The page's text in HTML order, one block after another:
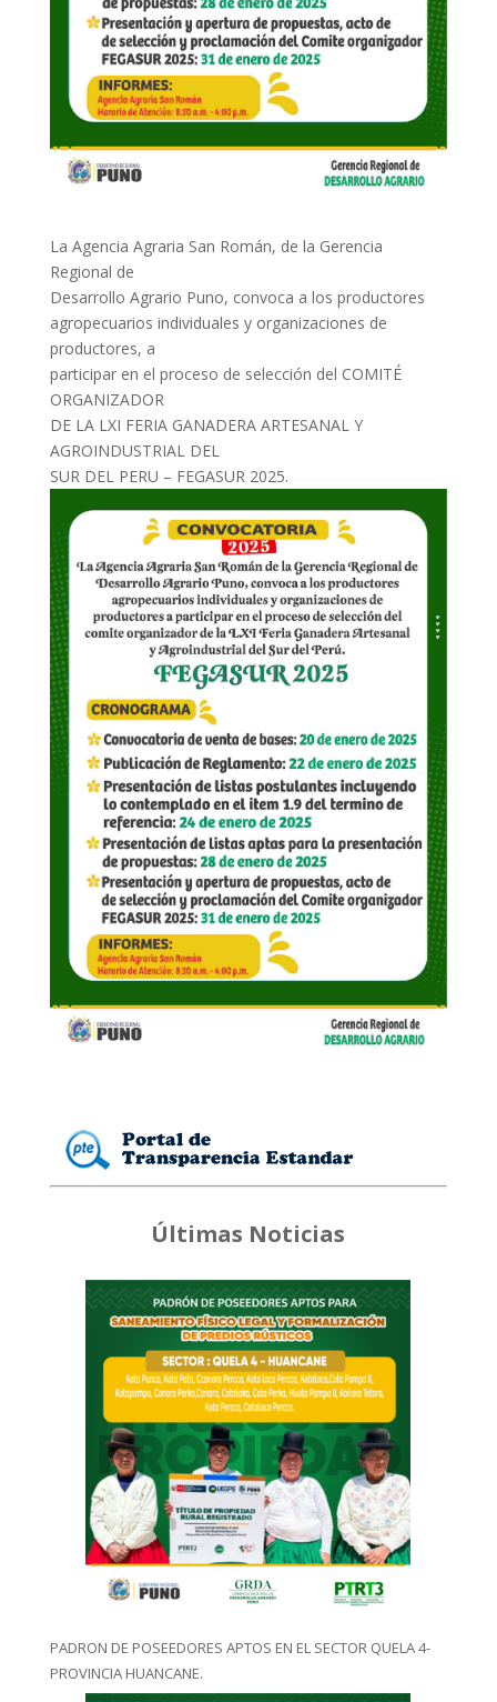
La Agencia Agraria San Román, de la Gerencia
Regional de
Desarrollo Agrario Puno, convoca a los productores
agropecuarios individuales y organizaciones de
productores, a
participar en el proceso de selección del COMITÉ
ORGANIZADOR
DE LA LXI FERIA GANADERA ARTESANAL Y
AGROINDUSTRIAL DEL
SUR DEL PERU – FEGASUR 2025.
Últimas Noticias
PADRON DE POSEEDORES APTOS EN EL SECTOR QUELA 4-
PROVINCIA HUANCANE.